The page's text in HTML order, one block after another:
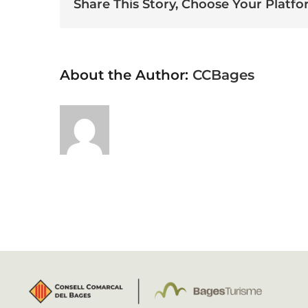
Share This Story, Choose Your
About the Author: CCBages